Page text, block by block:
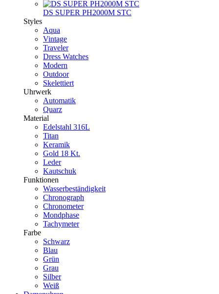
DS SUPER PH2000M STC
Styles
Aqua
Vintage
Traveler
Dress Watches
Modern
Outdoor
Skelettiert
Uhrwerk
Automatik
Quarz
Material
Edelstahl 316L
Titan
Keramik
Gold 18 Kt.
Leder
Kautschuk
Funktionen
Wasserbeständigkeit
Chronograph
Chronometer
Mondphase
Tachymeter
Farbe
Schwarz
Blau
Grün
Grau
Silber
Weiß